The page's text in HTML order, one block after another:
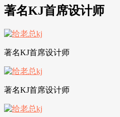
著名KJ首席设计师
著名KJ首席设计师
著名KJ首席设计师